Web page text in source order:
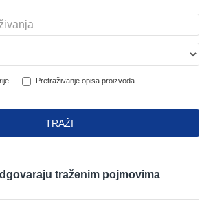
Pretraživanje opisa proizvoda
TRAŽI
traženim pojmovima